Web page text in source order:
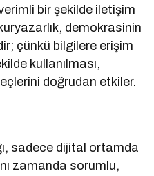
bir şekilde iletişim
demokrasinin
çünkü bilgilere erişim
kullanılması,
doğrudan etkiler.
sadece dijital ortamda
zamanda sorumlu,